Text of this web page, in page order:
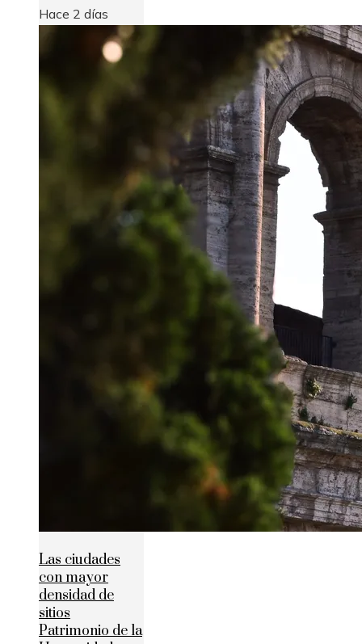
Hace 2 días
Las ciudades
con mayor
densidad de
sitios
Patrimonio de la